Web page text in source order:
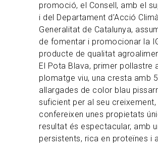
promoció, el Consell, amb el
i del Departament d’Acció
Generalitat de Catalunya,
de fomentar i promocionar la
producte de qualitat
El Pota Blava, primer pollastre
plomatge viu, una cresta amb
allargades de color blau
suficient per al seu
confereixen unes propietats
resultat és espectacular, amb
persistents, rica en proteïnes i